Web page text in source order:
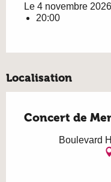
Le 4 novembre 2026
20:00
Localisation
Concert de
Boulevard